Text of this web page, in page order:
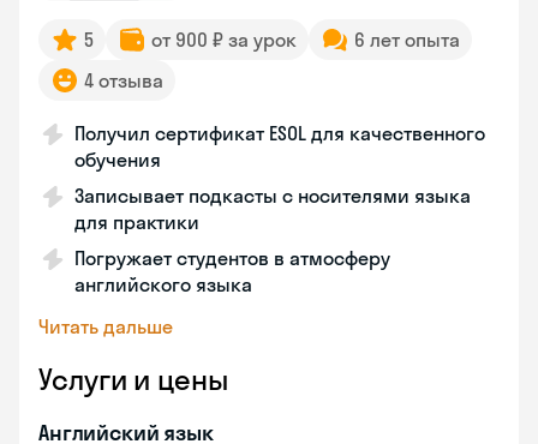
5 от 900 ₽ за урок
6 лет опыта
4 отзыва
Получил сертификат ESOL для качественного
обучения
Записывает подкасты с носителями языка
для практики
Погружает студентов в атмосферу
английского языка
Читать дальше
Услуги и цены
Английский язык